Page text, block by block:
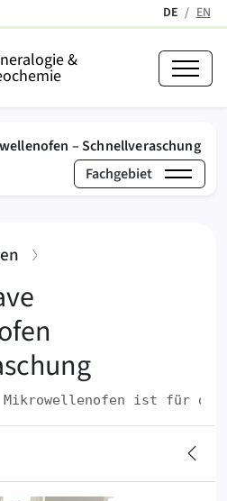
DE
(aktiv)
EN
&
– Schnellveraschung
Fachgebiet
›
Mikrowellenofen ist für